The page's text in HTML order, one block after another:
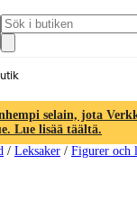
selain, jota
Lue lisää täältä.
/ Leksaker / Figurer och